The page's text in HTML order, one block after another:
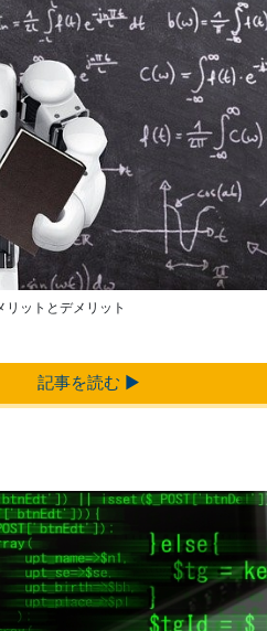
ットとデメリット
記事を読む ▶︎